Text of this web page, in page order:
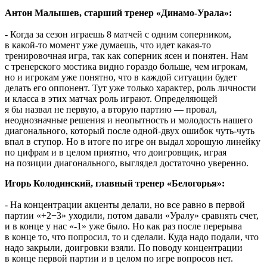
Антон Малышев, старший тренер «Динамо-Урала»:
- Когда за сезон играешь 8 матчей с одним соперником,
в какой-то момент уже думаешь, что идет какая-то
тренировочная игра, так как соперник ясен и понятен. Нам
с тренерского мостика видно гораздо больше, чем игрокам,
но и игрокам уже понятно, что в каждой ситуации будет
делать его оппонент. Тут уже только характер, роль личности
и класса в этих матчах роль играют. Определяющей
я бы назвал не первую, а вторую партию — провал,
неоднозначные решения и неопытность и молодость нашего
диагонального, который после одной-двух ошибок чуть-чуть
впал в ступор. Но в итоге по игре он выдал хорошую линейку
по цифрам и в целом приятно, что доигровщик, играя
на позиции диагонального, выглядел достаточно уверенно.
Игорь Колодинский, главный тренер «Белогорья»:
- На концентрации акценты делали, но все равно в первой
партии «+2−3» уходили, потом давали «Уралу» сравнять счет,
и в конце у нас «-1» уже было. Но как раз после перерыва
в конце то, что попросил, то и сделали. Куда надо подали, что
надо закрыли, доигровки взяли. По поводу концентрации
в конце первой партии и в целом по игре вопросов нет.